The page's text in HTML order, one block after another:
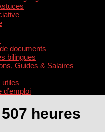
documents
bilingues
Guides & Salaires
d’emploi
507 heures